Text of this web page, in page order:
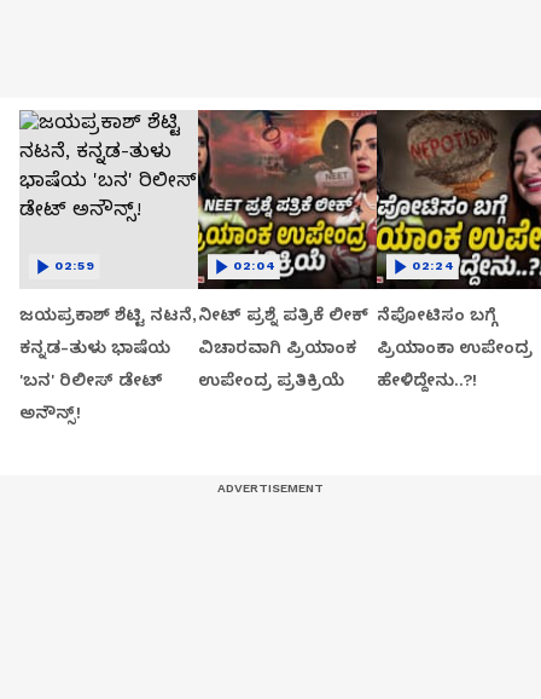
ಜಯಪ್ರಕಾಶ್ ಶೆಟ್ಟಿ ನಟನೆ,
ಕನ್ನಡ-ತುಳು ಭಾಷೆಯ
'ಬನ' ರಿಲೀಸ್ ಡೇಟ್
ಅನೌನ್ಸ್!
02:59
ನೀಟ್ ಪ್ರಶ್ನೆ ಪತ್ರಿಕೆ ಲೀಕ್
ವಿಚಾರವಾಗಿ ಪ್ರಿಯಾಂಕ
ಉಪೇಂದ್ರ ಪ್ರತಿಕ್ರಿಯೆ
02:04
ನೆಪೋಟಿಸಂ ಬಗ್ಗೆ
ಪ್ರಿಯಾಂಕಾ ಉಪೇಂದ್ರ
ಹೇಳಿದ್ದೇನು..?!
02:24